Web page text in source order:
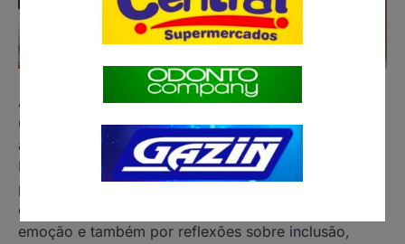
A Câmara Municipal de Paranaíba promoveu, na
última segunda-feira, uma sessão especial dedicada
às mães atípicas da cidade, em referência ao Dia
Internacional da Mulher. A solenidade contou com a
presença de autoridades, familiares e profissionais
da área da saúde, e foi marcada por momentos de
emoção e também por reflexões sobre inclusão,